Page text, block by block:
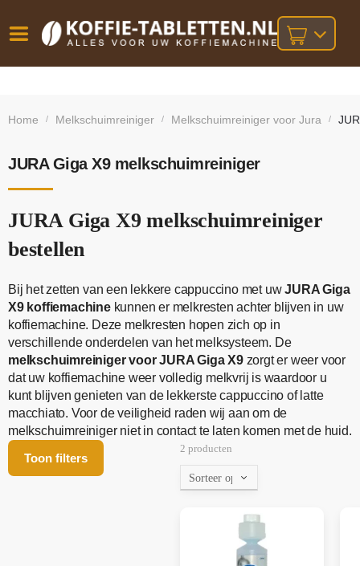
besteld,
bij orders
Home / Melkschuimreiniger / Melkschuimreiniger voor Jura /
JURA Giga X9 melkschuimreiniger
JURA Giga X9 melkschuimreiniger
bestellen
Bij het zetten van een lekkere cappuccino met uwJURA Giga
X9 koffiemachinekunnen er melkresten achter blijven in uw
koffiemachine. Deze melkresten hopen zich op in
verschillende onderdelen van het melksysteem. De
melkschuimreiniger voor JURA Giga X9zorgt er weer voor
dat uw koffiemachine weer volledig melkvrij is waardoor u
kunt blijven genieten van de lekkerste cappuccino of latte
macchiato. Voor de veiligheid raden wij aan om de
melkschuimreiniger niet in contact te laten komen met de huid.
Toon filters
2 producten